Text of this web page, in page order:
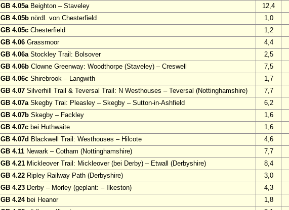
GB 4.05aBeighton – Staveley 12,4
GB 4.05b nördl. von Chesterfield 1,0
GB 4.05c Chesterfield 1,2
GB 4.06 Grassmoor 4,4
GB 4.06aStockley Trail: Bolsover 2,5
GB 4.06b Clowne Greenway: Woodthorpe (Staveley) – Creswell 7,5
GB 4.06c Shirebrook – Langwith 1,7
GB 4.07 Silverhill Trail & Teversal Trail: N Westhouses – Teversal (Nottinghamshire) 7,7
GB 4.07aSkegby Trai: Pleasley – Skegby – Sutton-in-Ashfield 6,2
GB 4.07b Skegby – Fackley 1,6
GB 4.07c bei Huthwaite 1,6
GB 4.07d Blackwell Trail: Westhouses – Hilcote 4,6
GB 4.11 Newark – Cotham (Nottinghamshire) 7,7
GB 4.21 Mickleover Trail: Mickleover (bei Derby) – Etwall (Derbyshire) 8,4
GB 4.22 Ripley Railway Path (Derbyshire) 3,0
GB 4.23 Derby – Morley (geplant: – Ilkeston) 4,3
GB 4.24bei Heanor 1,8